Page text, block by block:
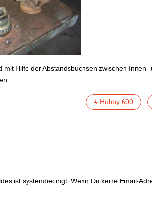
Hilfe der Abstandsbuchsen zwischen Innen-
# Hobby 600
ist systembedingt. Wenn Du keine Email-